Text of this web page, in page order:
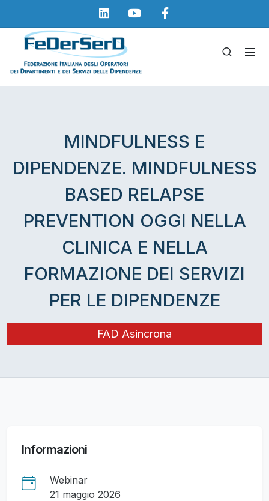
Linkedin Youtube
MINDFULNESS E
DIPENDENZE. MINDFULNESS
BASED RELAPSE
PREVENTION OGGI NELLA
CLINICA E NELLA
FORMAZIONE DEI SERVIZI
PER LE DIPENDENZE
FAD Asincrona
Informazioni
Webinar
21 maggio 2026